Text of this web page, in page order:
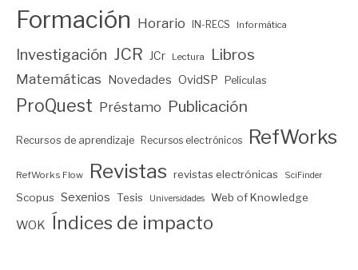
Formación Horario IN-RECS Informática
Investigación JCR JCr Lectura Libros
Matemáticas Novedades OvidSP Películas
ProQuest Préstamo Publicación
Recursos de aprendizaje Recursos electrónicos RefWorks
RefWorks Flow Revistas revistas electrónicas SciFinder
Scopus Sexenios Tesis Universidades Web of Knowledge
WOK Índices de impacto